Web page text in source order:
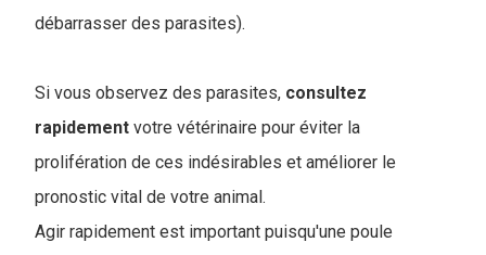
débarrasser des parasites).
Si vous observez des parasites, consultez
rapidement votre vétérinaire pour éviter la
prolifération de ces indésirables et améliorer le
pronostic vital de votre animal.
Agir rapidement est important puisqu'une poule